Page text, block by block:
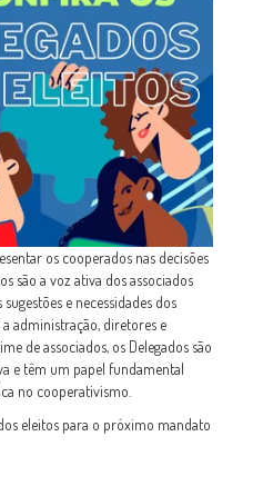
os cooperados nas decisões
são a voz ativa dos associados
e necessidades dos
administração, diretores e
de associados, os Delegados são
e têm um papel fundamental
no cooperativismo.
eleitos para o próximo mandato